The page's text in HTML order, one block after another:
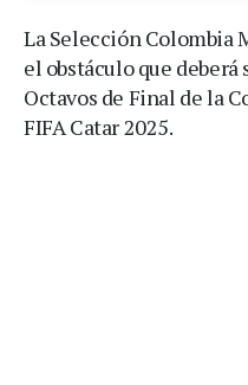
La Selección Colombia
el obstáculo que deberá
Octavos de Final de la
FIFA Catar 2025.